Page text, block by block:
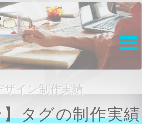
ザイン制作実績
タグの制作実績